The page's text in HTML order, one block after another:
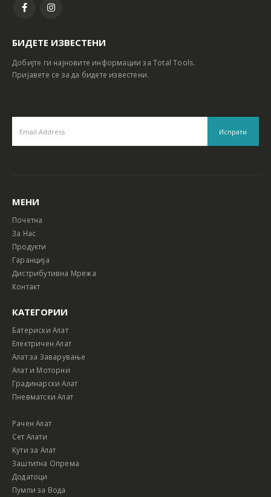
БИДЕТЕ ИЗВЕСТЕНИ
Добијте ги најновите информации за Total Tools.
Пријавете се за да бидете известени.
МЕНИ
Почетна
За Нас
Продукти
Гаранција
Дистрибутивна Мрежа
Контакт
КАТЕГОРИИ
Батериски Алат
Електричен Алат
Алат за Заварување
Алат и Моторни
Градинарски Алат
Пневматски Алат
Рачен Алат
Сет Алати
Кути за Алат
Заштитна Опрема
Додатоци
Пумпи за Вода